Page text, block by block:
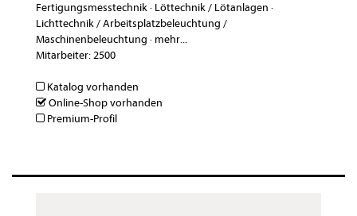
Fertigungsmesstechnik· Löttechnik / Lötanlagen ·
Lichttechnik / Arbeitsplatzbeleuchtung /
Maschinenbeleuchtung · mehr...
Mitarbeiter: 2500
Katalog vorhanden
Online-Shop vorhanden
Premium-Profil